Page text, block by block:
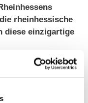
rheinhessische
diese einzigartige